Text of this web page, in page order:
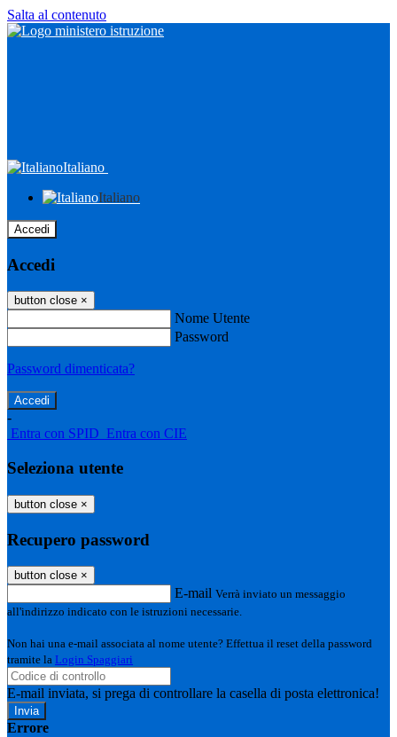
Salta al contenuto
Italiano
Italiano
Accedi
Accedi
button close ×
Nome Utente
Password
Password dimenticata?
-
Entra con SPID Entra con CIE
Seleziona utente
button close ×
Recupero password
button close ×
E-mail Verrà inviato un messaggio
all'indirizzo indicato con le istruzioni necessarie.
Non hai una e-mail associata al nome utente? Effettua il reset della password
tramite la Login Spaggiari
E-mail inviata, si prega di controllare la casella di posta elettronica!
Errore